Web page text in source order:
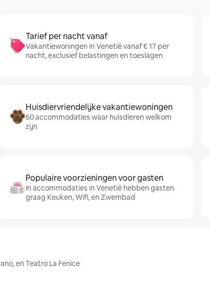
Tarief per nacht vanaf
Vakantiewoningen in Venetië vanaf € 17 per
nacht, exclusief belastingen en toeslagen
Huisdiervriendelijke vakantiewoningen
60 accommodaties waar huisdieren welkom
zijn
Populaire voorzieningen voor gasten
In accommodaties in Venetië hebben gasten
graag Keuken, Wifi, en Zwembad
en Teatro La Fenice